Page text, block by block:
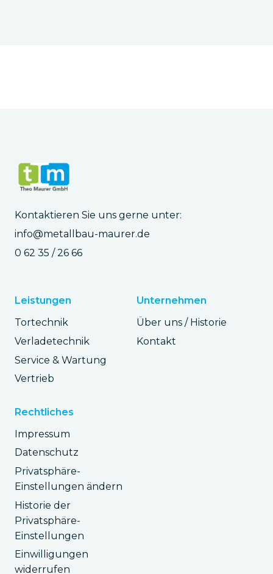
Kontaktieren Sie uns gerne unter:
info@metallbau-maurer.de
0 62 35 / 26 66
Leistungen
Tortechnik
Verladetechnik
Service & Wartung
Vertrieb
Unternehmen
Über uns / Historie
Kontakt
Rechtliches
Impressum
Datenschutz
Privatsphäre-
Einstellungen ändern
Historie der
Privatsphäre-
Einstellungen
Einwilligungen
widerrufen